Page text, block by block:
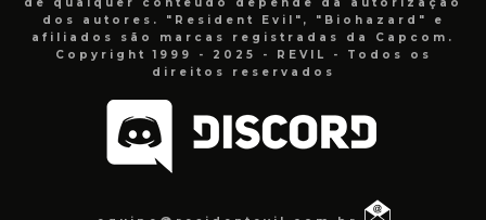
de qualquer conteúdo depende da autorização
dos autores. "Resident Evil", "Biohazard" e
afiliados são marcas registradas da Capcom.
Copyright 1999 - 2025 - REVIL - Todos os
direitos reservados